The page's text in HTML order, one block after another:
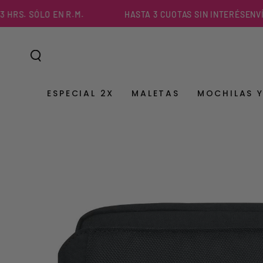
CONTENIDO
SÓLO EN R.M. HASTA 3 CUOTAS SIN INTERÉSENVÍO
ESPECIAL 2X MALETAS MOCHILAS